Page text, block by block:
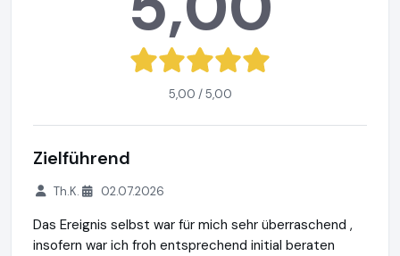
5,00 / 5,00
Zielführend
Th.K. 02.07.2026
Das Ereignis selbst war für mich sehr überraschend ,
insofern war ich froh entsprechend initial beraten